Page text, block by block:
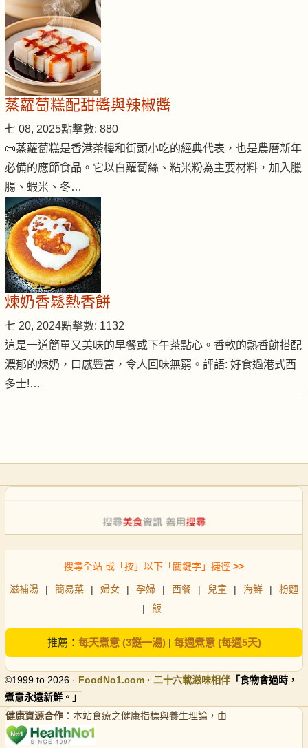
蒸蘿蔔糕配甜醬與辣椒醬
七 08, 2025點擊數: 880
📜蒸蘿蔔糕是香港茶樓和街頭小吃的經典代表，也是農曆新年
必備的應節食品。它以白蘿蔔絲、粘米粉為主要材料，加入臘
腸、蝦米、冬…
煉奶香鬆熱香餅
七 20, 2024點擊數: 1132
這是一道簡單又美味的早餐或下午茶點心。香軟的熱香餅搭配
濃郁的煉奶，口感豐富，令人回味無窮。評語: 好食過港式西
多士!…
搜尋全站 或「按」以下「關鍵字」捷徑 >>
滋補湯 | 簡易菜 | 婦女 | 孕婦 | 西餐 | 兒童 | 海鮮 |
粉麵
|
飯
推薦： 每天煮意 (3餸一湯)| 每週煮意 (每週5天)
©1999 to 2026 · FoodNo1.com · 二十六載滋味相伴 「食物會過時，
煮意永遠新鮮。」
健康資源合作 ：本站食療之健康指標與養生理論，由